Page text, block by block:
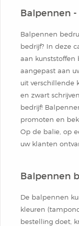
Balpennen
Balpennen
bedrijf? In deze
aan
aangepast aan
uit verschillende
en zwart
bedrijf!
promoten en
Op de balie, op
uw klanten
Balpennen
De balpennen
kleuren
bestelling doet,